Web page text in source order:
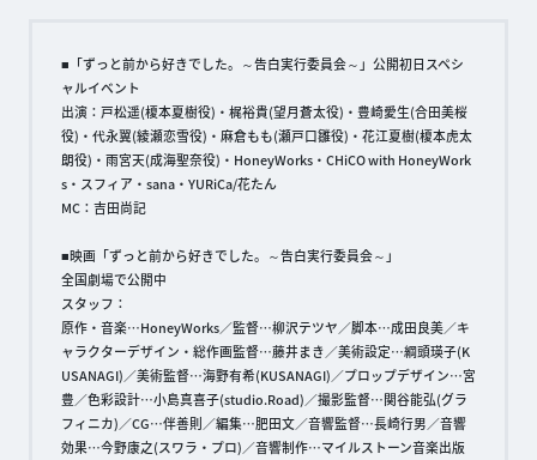
■「ずっと前から好きでした。～告白実行委員会～」公開初日スペシ
ャルイベント
出演：戸松遥(榎本夏樹役)・梶裕貴(望月蒼太役)・豊崎愛生(合田美桜
役)・代永翼(綾瀬恋雪役)・麻倉もも(瀬戸口雛役)・花江夏樹(榎本虎太
朗役)・雨宮天(成海聖奈役)・HoneyWorks・CHiCO with HoneyWork
s・スフィア・sana・YURiCa/花たん
MC：吉田尚記
■映画「ずっと前から好きでした。～告白実行委員会～」
全国劇場で公開中
スタッフ：
原作・音楽…HoneyWorks／監督…柳沢テツヤ／脚本…成田良美／キ
ャラクターデザイン・総作画監督…藤井まき／美術設定…綱頭瑛子(K
USANAGI)／美術監督…海野有希(KUSANAGI)／プロップデザイン…宮
豊／色彩設計…小島真喜子(studio.Road)／撮影監督…関谷能弘(グラ
フィニカ)／CG…伴善則／編集…肥田文／音響監督…長崎行男／音響
効果…今野康之(スワラ・プロ)／音響制作…マイルストーン音楽出版